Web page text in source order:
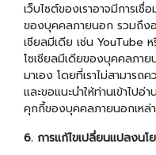
เว็บไซต์ของเราอาจมีการเชื่
ของบุคคลภายนอก รวมถึงอ
เชียลมีเดีย เช่น YouTube
โซเชียลมีเดียของบุคคลภา
มาเอง โดยที่เราไม่สามาร
และขอแนะนำให้ท่านเข้าไปอ่
คุกกี้ของบุคคลภายนอกเหล่
6. การแก้ไขเปลี่ยนแปลงนโ